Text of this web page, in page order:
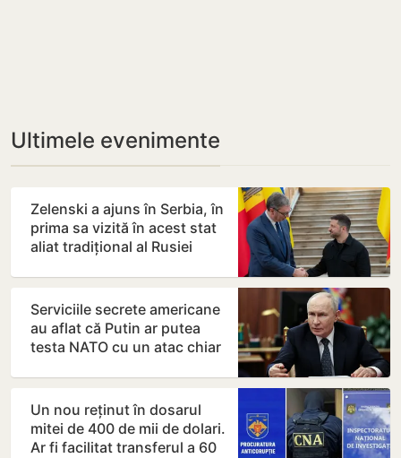
Ultimele evenimente
Zelenski a ajuns în Serbia, în
prima sa vizită în acest stat
aliat tradițional al Rusiei
Serviciile secrete americane
au aflat că Putin ar putea
testa NATO cu un atac chiar
Un nou reținut în dosarul
mitei de 400 de mii de dolari.
Ar fi facilitat transferul a 60